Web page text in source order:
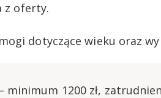
z oferty.
dotyczące wieku oraz
1200 zł,